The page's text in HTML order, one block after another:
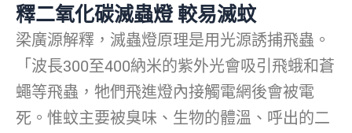
釋二氧化碳滅蟲燈 較易滅蚊
梁廣源解釋，滅蟲燈原理是用光源誘捕飛蟲。
「波長300至400納米的紫外光會吸引飛蛾和蒼
蠅等飛蟲，牠們飛進燈內接觸電網後會被電
死。惟蚊主要被臭味、生物的體溫、呼出的二